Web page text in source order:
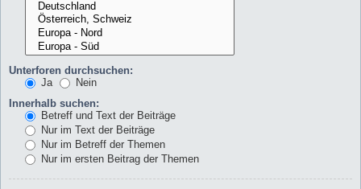
Unterforen durchsuchen:
Ja
Nein
Innerhalb suchen:
Betreff und Text der Beiträge
Nur im Text der Beiträge
Nur im Betreff der Themen
Nur im ersten Beitrag der Themen